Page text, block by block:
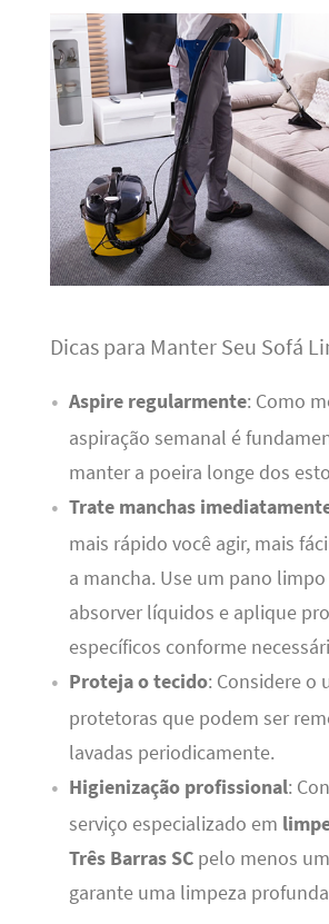
Dicas para Manter Seu Sofá
Aspire regularmente: Como
aspiração semanal é
manter a poeira longe dos
Trate manchas
mais rápido você agir, mais
a mancha. Use um pano limpo
absorver líquidos e aplique
específicos conforme
Proteja o tecido: Considere o
protetoras que podem ser
lavadas periodicamente.
Higienização profissional:
serviço especializado em
Três Barras SCpelo menos
garante uma limpeza